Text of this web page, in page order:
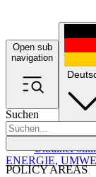
Open sub
navigation
Suchen
POLICY AREAS
Ukraine
ENERGIE,